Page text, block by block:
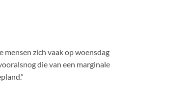
zich vaak op woensdag
die van een marginale